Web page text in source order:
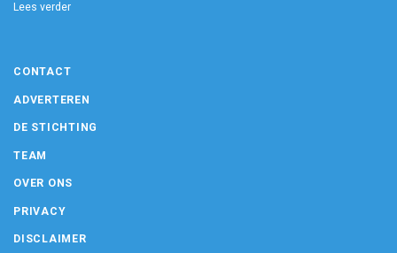
Lees verder
CONTACT
ADVERTEREN
DE STICHTING
TEAM
OVER ONS
PRIVACY
DISCLAIMER